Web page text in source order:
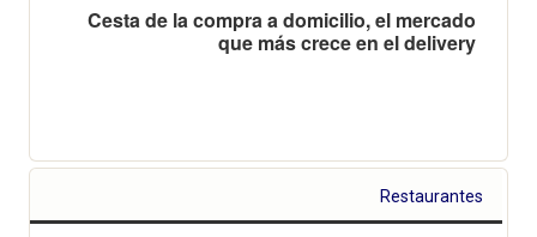
Cesta de la compra a domicilio, el mercado
que más crece en el delivery
Restaurantes